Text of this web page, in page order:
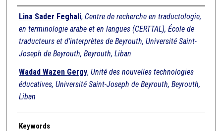
Authors
Lina Sader Feghali, Centre de recherche en traductologie,
en terminologie arabe et en langues (CERTTAL), École de
traducteurs et d’interprètes de Beyrouth, Université Saint-
Joseph de Beyrouth, Beyrouth, Liban
Wadad Wazen Gergy, Unité des nouvelles technologies
éducatives, Université Saint-Joseph de Beyrouth, Beyrouth,
Liban
Keywords